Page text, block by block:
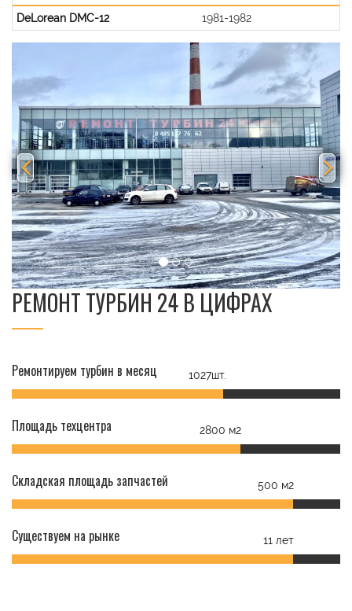
DeLorean DMC-12
1981-1982
РЕМОНТ ТУРБИН 24 В ЦИФРАХ
Ремонтируем турбин в месяц 1027шт.
Площадь техцентра 2800 м2
Складская площадь запчастей 500 м2
Существуем на рынке 11 лет